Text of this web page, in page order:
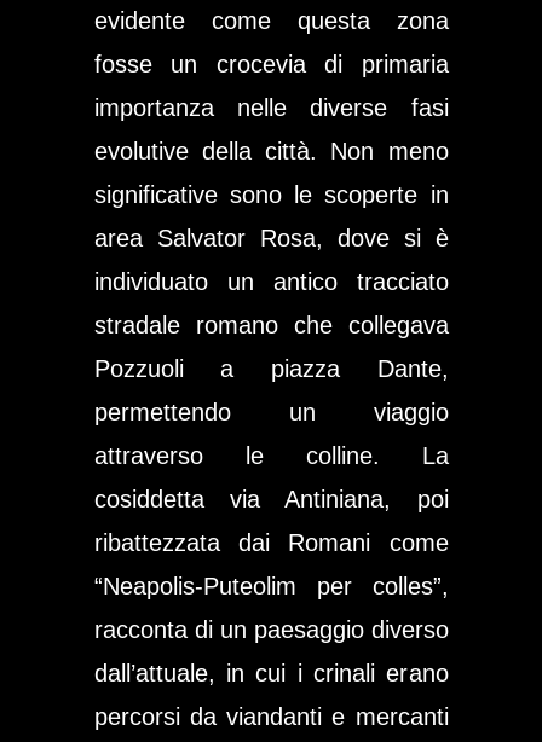
evidente come questa zona
fosse un crocevia di primaria
importanza nelle diverse fasi
evolutive della città. Non meno
significative sono le scoperte in
area Salvator Rosa, dove si è
individuato un antico tracciato
stradale romano che collegava
Pozzuoli a piazza Dante,
permettendo un viaggio
attraverso le colline. La
cosiddetta via Antiniana, poi
ribattezzata dai Romani come
“Neapolis-Puteolim per colles”,
racconta di un paesaggio diverso
dall’attuale, in cui i crinali erano
percorsi da viandanti e mercanti